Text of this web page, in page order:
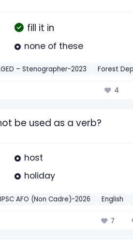
fill it in
none of these
– Stenographer-2023 Forest
4
be used as a verb?
host
holiday
AFO (Non Cadre)-2026 English
7